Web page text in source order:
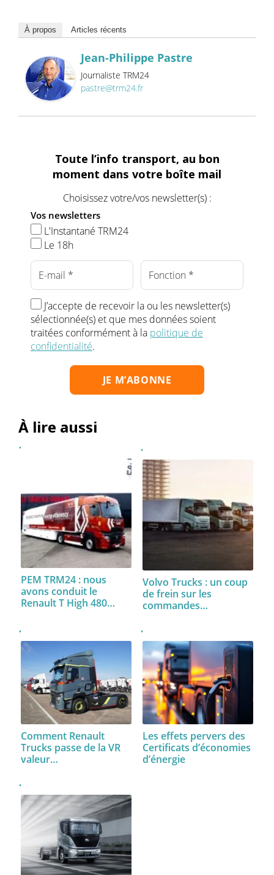
À propos Articles récents
Jean-Philippe Pastre
Journaliste TRM24
pastre@trm24.fr
Toute l’info transport, au bon
moment dans votre boîte mail
Choisissez votre/vos newsletter(s) :
Vos newsletters
L'Instantané TRM24
Le 18h
J’accepte de recevoir la ou les newsletter(s)
sélectionnée(s) et que mes données soient
traitées conformément à la politique de
confidentialité.
À lire aussi
PEM TRM24 : nous
avons conduit le
Renault T High 480…
Volvo Trucks : un coup
de frein sur les
commandes…
Comment Renault
Trucks passe de la VR
valeur…
Les effets pervers des
Certificats d’économies
d’énergie